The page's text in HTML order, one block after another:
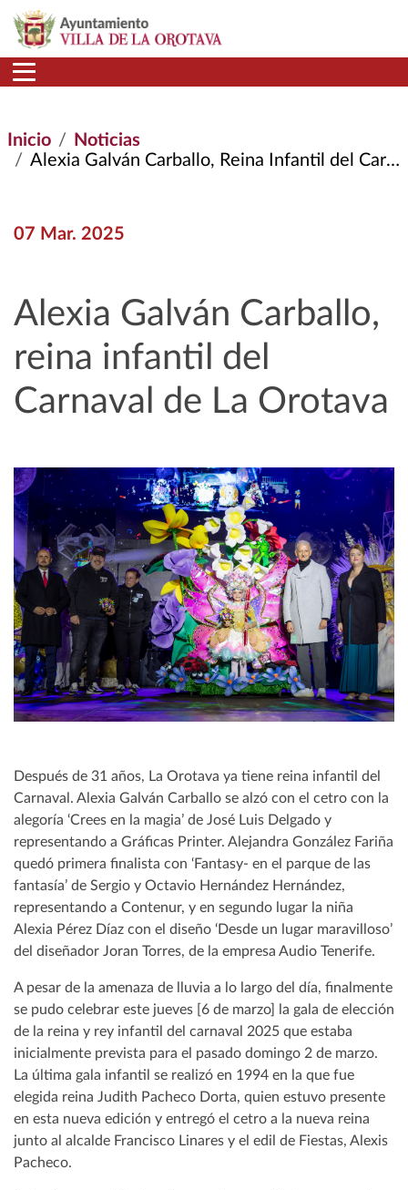
Pasar al contenido principal
Inicio
Noticias
Alexia Galván Carballo, Reina Infantil del Carnaval de La Orotava
07 Mar. 2025
Alexia Galván Carballo,
reina infantil del
Carnaval de La Orotava
Después de 31 años, La Orotava ya tiene reina infantil del
Carnaval. Alexia Galván Carballo se alzó con el cetro con la
alegoría ‘Crees en la magia’ de José Luis Delgado y
representando a Gráficas Printer. Alejandra González Fariña
quedó primera finalista con ‘Fantasy- en el parque de las
fantasía’ de Sergio y Octavio Hernández Hernández,
representando a Contenur, y en segundo lugar la niña
Alexia Pérez Díaz con el diseño ‘Desde un lugar maravilloso’
del diseñador Joran Torres, de la empresa Audio Tenerife.
A pesar de la amenaza de lluvia a lo largo del día, finalmente
se pudo celebrar este jueves [6 de marzo] la gala de elección
de la reina y rey infantil del carnaval 2025 que estaba
inicialmente prevista para el pasado domingo 2 de marzo.
La última gala infantil se realizó en 1994 en la que fue
elegida reina Judith Pacheco Dorta, quien estuvo presente
en esta nueva edición y entregó el cetro a la nueva reina
junto al alcalde Francisco Linares y el edil de Fiestas, Alexis
Pacheco.